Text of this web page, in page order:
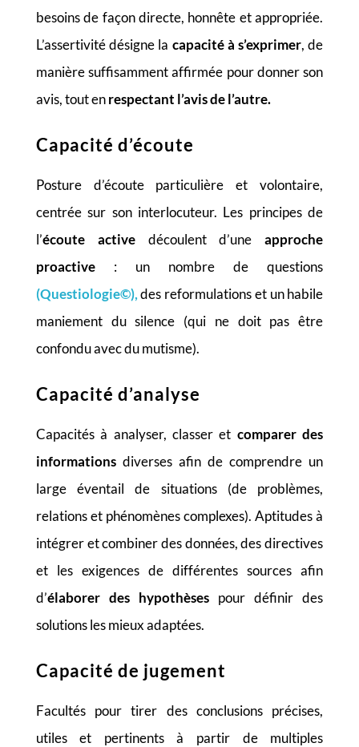
besoins de façon directe, honnête et appropriée.
L’assertivité désigne la capacité à s’exprimer, de
manière suffisamment affirmée pour donner son
avis, tout enrespectant l’avis de l’autre.
Capacité d’écoute
Posture d’écoute particulière et volontaire,
centrée sur son interlocuteur. Les principes de
l’écoute activedécoulent d’uneapproche
proactive: un nombre de questions
(Questiologie©),des reformulations et un habile
maniement du silence (qui ne doit pas être
confondu avec du mutisme).
Capacité d’analyse
Capacités à analyser, classer et comparer des
informationsdiverses afin de comprendre un
large éventail de situations (de problèmes,
relations et phénomènes complexes). Aptitudes à
intégrer et combiner des données, des directives
et les exigences de différentes sources afin
d’élaborer des hypothèsespour définir des
solutions les mieux adaptées.
Capacité de jugement
Facultés pour tirer des conclusions précises,
utiles et pertinents à partir de multiples